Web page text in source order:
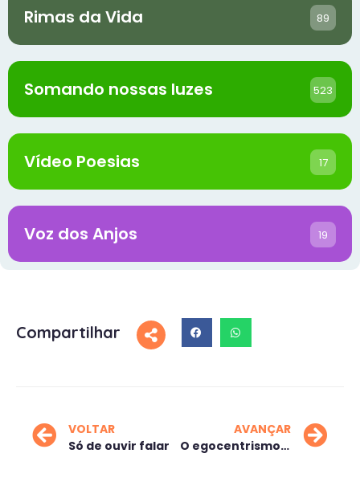
Rimas da Vida 89
Somando nossas luzes 523
Vídeo Poesias 17
Voz dos Anjos 19
Compartilhar
VOLTAR
Só de ouvir falar
AVANÇAR
O egocentrismo te fez só